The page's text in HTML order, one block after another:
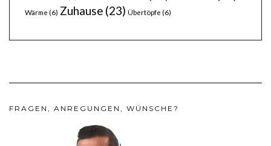
Wärme (6) Zuhause (23) Übertöpfe (6)
FRAGEN, ANREGUNGEN, WÜNSCHE?